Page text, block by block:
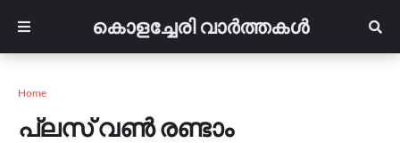
കൊളച്ചേരി വാർത്തകൾ
Home
പ്ലസ് വൺ രണ്ടാം